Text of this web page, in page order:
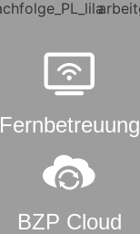
Fernbetreuung
BZP Cloud